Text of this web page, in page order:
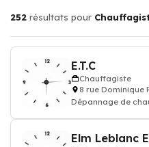
252 résultats pour
E.T.C
Chauffagiste
8 rue Dominique
Dépannage de